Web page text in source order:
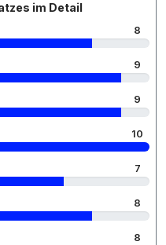
im Detail
8
9
9
10
7
8
8